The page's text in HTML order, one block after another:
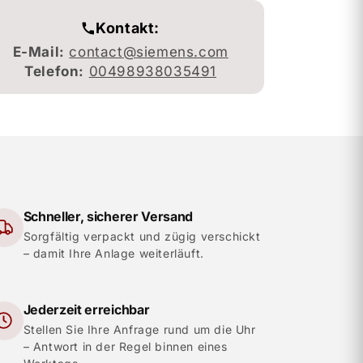
Kontakt:
E-Mail: contact@siemens.com
Telefon: 00498938035491
Schneller, sicherer Versand
Sorgfältig verpackt und zügig verschickt
– damit Ihre Anlage weiterläuft.
Jederzeit erreichbar
Stellen Sie Ihre Anfrage rund um die Uhr
– Antwort in der Regel binnen eines